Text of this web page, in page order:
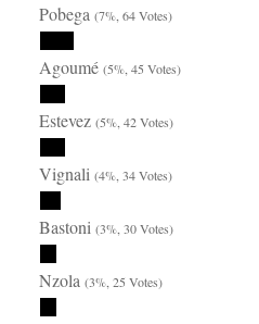
Pobega(7%, 64 Votes)
Agoumé(5%, 45 Votes)
Estevez(5%, 42 Votes)
Vignali(4%, 34 Votes)
Bastoni(3%, 30 Votes)
Nzola(3%, 25 Votes)